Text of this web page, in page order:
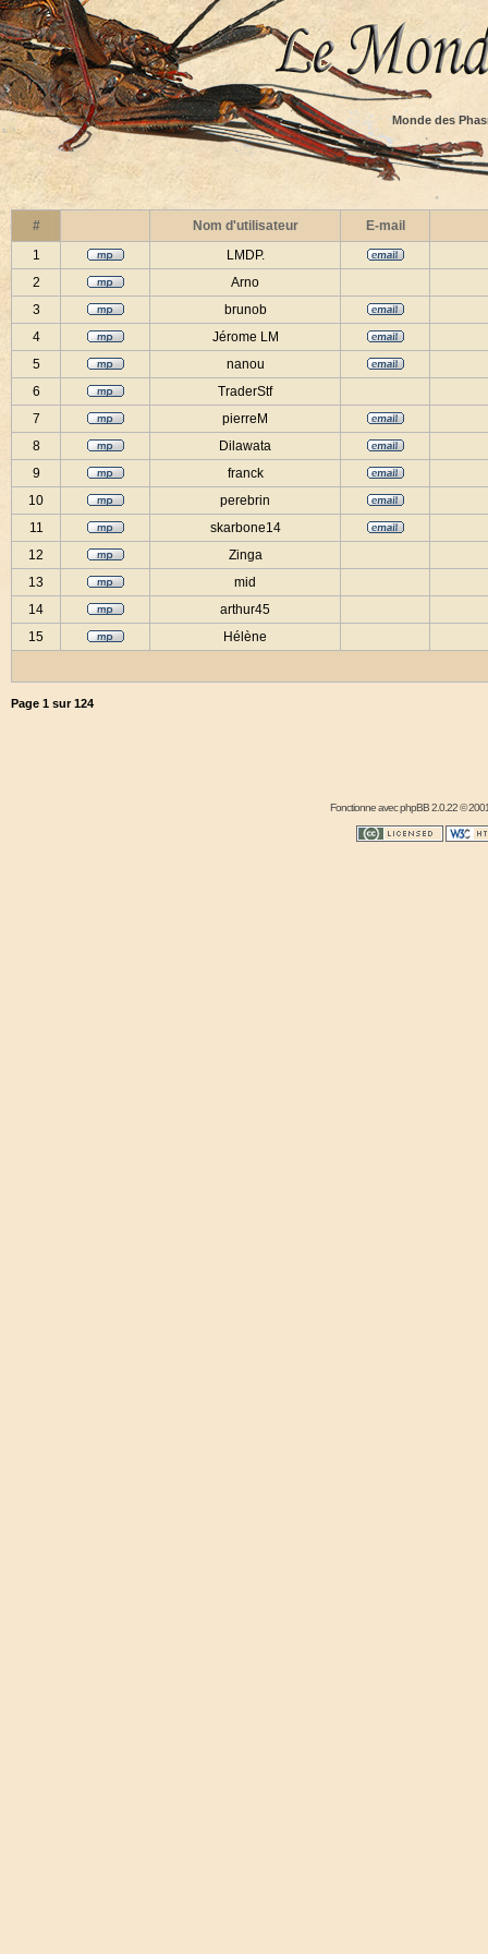
Monde des
# Nom d'utilisateur
E-mail
1
LMDP.
2
Arno
3
brunob
4
Jérome LM
5
nanou
6
TraderStf
7
pierreM
8
Dilawata
9
franck
10
perebrin
11
skarbone14
12
Zinga
13
mid
14
arthur45
15
Hélène
Page 1 sur124
Fonctionne avecphpBB2.0.22 ©